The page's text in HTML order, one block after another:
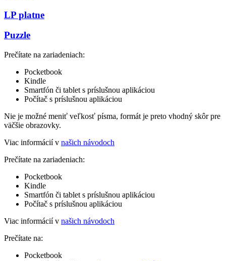
LP platne
Puzzle
Prečítate na zariadeniach:
Pocketbook
Kindle
Smartfón či tablet s príslušnou aplikáciou
Počítač s príslušnou aplikáciou
Nie je možné meniť veľkosť písma, formát je preto vhodný skôr pre
väčšie obrazovky.
Viac informácií v našich návodoch
Prečítate na zariadeniach:
Pocketbook
Kindle
Smartfón či tablet s príslušnou aplikáciou
Počítač s príslušnou aplikáciou
Viac informácií v našich návodoch
Prečítate na:
Pocketbook